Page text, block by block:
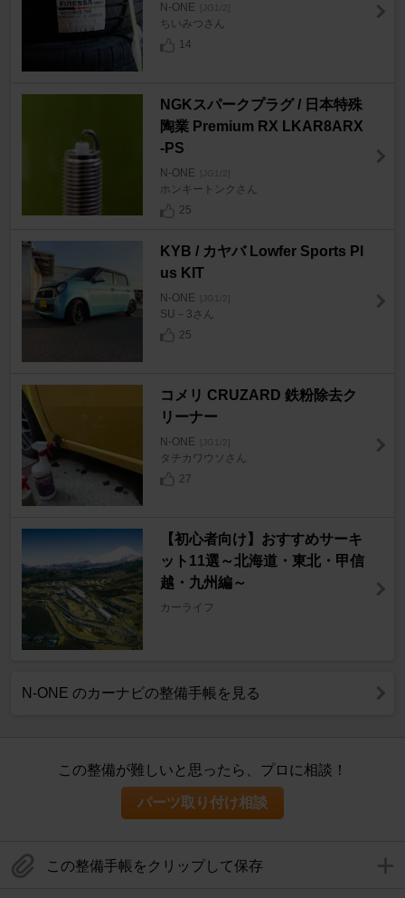
N-ONE [JG1/2]
ちいみつさん
14
NGKスパークプラグ / 日本特殊
陶業 Premium RX LKAR8ARX
-PS
N-ONE [JG1/2]
ホンキートンクさん
25
KYB / カヤバ Lowfer Sports Pl
us KIT
N-ONE [JG1/2]
SU－3さん
25
コメリ CRUZARD 鉄粉除去ク
リーナー
N-ONE [JG1/2]
タチカワウソさん
27
【初心者向け】おすすめサーキ
ット11選～北海道・東北・甲信
越・九州編～
カーライフ
N-ONE のカーナビの整備手帳を見る
この整備が難しいと思ったら、プロに相談！
パーツ取り付け相談
この整備手帳をクリップして保存